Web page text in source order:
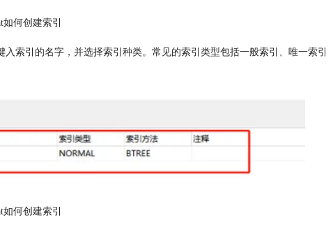
如何创建索引
索引的名字，并选择索引种类。常见的索引类型包括一般索引、唯一索引
如何创建索引